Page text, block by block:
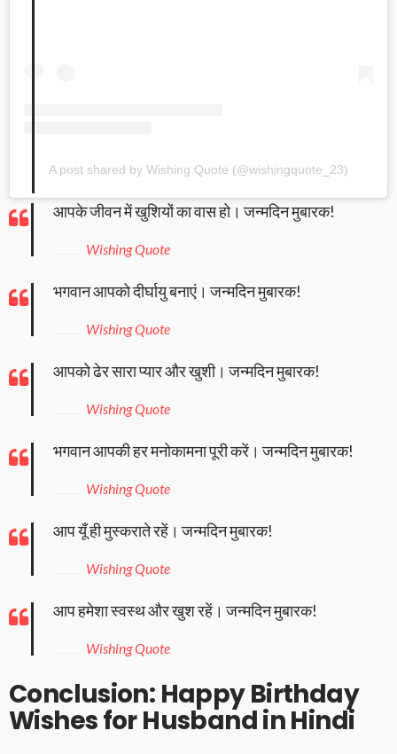
A post shared by Wishing Quote (@wishingquote_23)
आपके जीवन में खुशियों का वास हो। जन्मदिन मुबारक!
Wishing Quote
भगवान आपको दीर्घायु बनाएं। जन्मदिन मुबारक!
Wishing Quote
आपको ढेर सारा प्यार और खुशी। जन्मदिन मुबारक!
Wishing Quote
भगवान आपकी हर मनोकामना पूरी करें। जन्मदिन मुबारक!
Wishing Quote
आप यूँ ही मुस्कराते रहें। जन्मदिन मुबारक!
Wishing Quote
आप हमेशा स्वस्थ और खुश रहें। जन्मदिन मुबारक!
Wishing Quote
Conclusion: Happy Birthday
Wishes for Husband in Hindi